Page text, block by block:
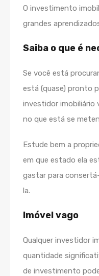
O investimento
grandes
Saiba o que é
Se você está
está (quase) pronto
investidor imobiliário
no que está se
Estude bem a
em que estado ela
gastar para
la.
Imóvel vago
Qualquer investidor
quantidade
de investimento